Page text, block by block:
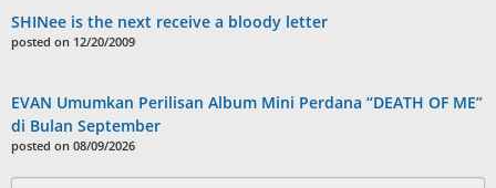
SHINee is the next receive a bloody letter
posted on 12/20/2009
EVAN Umumkan Perilisan Album Mini Perdana “DEATH OF ME”
di Bulan September
posted on 08/09/2026